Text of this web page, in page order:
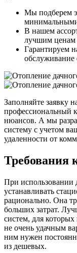
Мы подберем
В нашем
лучшим ценам
Гарантируем
обслуживание
Заполняйте заявку
профессиональный
нюансов. А мы
систему с учетом
удаленности от
Требования
При использовании
устанавливать
рационально. Она
больших затрат.
систем, для
не очень удачным
ним нужен
из дешевых.